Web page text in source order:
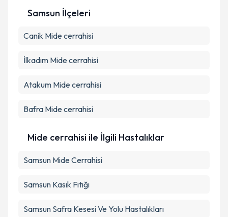
Metni'ni okudum ve kişisel verilerimin belirtilen
Samsun İlçeleri
Canik Mide cerrahisi
İlkadım Mide cerrahisi
Atakum Mide cerrahisi
Bafra Mide cerrahisi
Mide cerrahisi ile İlgili Hastalıklar
Samsun Mide Cerrahisi
Samsun Kasık Fıtığı
Samsun Safra Kesesi Ve Yolu Hastalıkları